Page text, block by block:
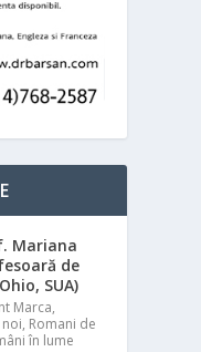
Mariana
de
SUA)
Marca,
, Romani de
în lume